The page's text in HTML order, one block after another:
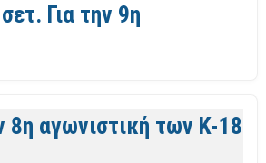
Για την 9η
αγωνιστική των Κ-18